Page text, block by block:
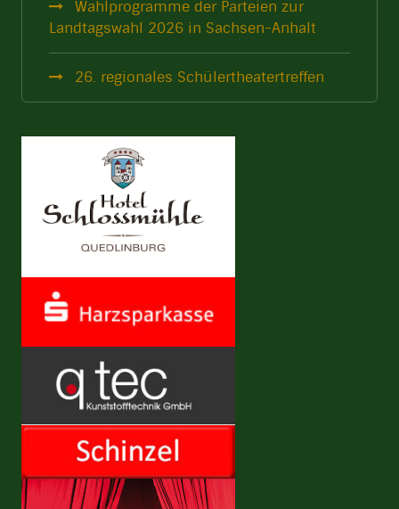
Wahlprogramme der Parteien zur
Landtagswahl 2026 in Sachsen-Anhalt
26. regionales Schülertheatertreffen